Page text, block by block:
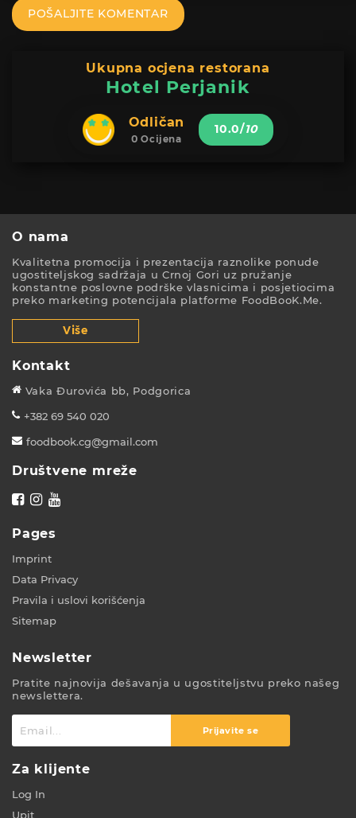
POŠALJITE KOMENTAR
Ukupna ocjena restorana
Hotel Perjanik
Odličan
0 Ocijena
10.0/10
O nama
Kvalitetna promocija i prezentacija raznolike ponude
ugostiteljskog sadržaja u Crnoj Gori uz pružanje
konstantne poslovne podrške vlasnicima i posjetiocima
preko marketing potencijala platforme FoodBooK.Me.
Više
Kontakt
Vaka Đurovića bb, Podgorica
+382 69 540 020
foodbook.cg@gmail.com
Društvene mreže
Pages
Imprint
Data Privacy
Pravila i uslovi korišćenja
Sitemap
Newsletter
Pratite najnovija dešavanja u ugostiteljstvu preko našeg
newslettera.
Prijavite se
Za klijente
Log In
Upit